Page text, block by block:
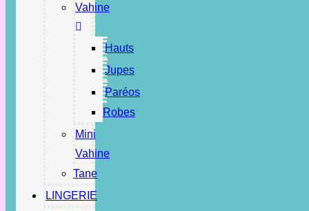
Vahine
Hauts
Jupes
Paréos
Robes
Mini
Vahine
Tane
LINGERIE